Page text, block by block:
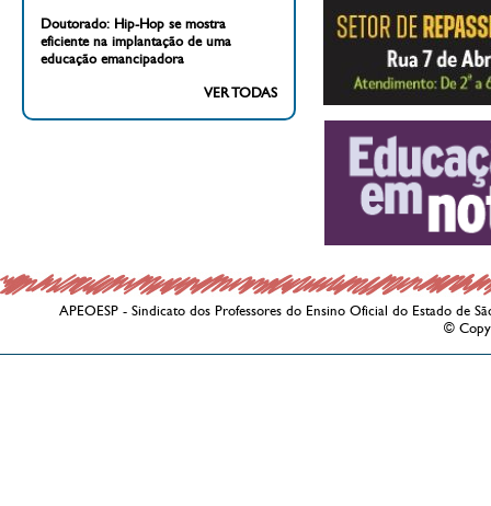
Doutorado: Hip-Hop se mostra
eficiente na implantação de uma
educação emancipadora
VER TODAS
APEOESP - Sindicato dos Professores do Ensino Oficial do Estado de
©